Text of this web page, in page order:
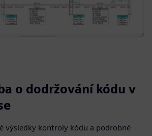
o dodržování kódu v
výsledky kontroly kódu a podrobné